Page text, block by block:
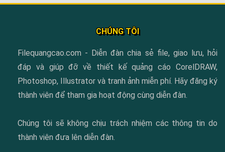
CHÚNG TÔI
Filequangcao.com - Diễn đàn chia sẻ file, giao lưu, hỏi
đáp và giúp đỡ về thiết kế quảng cáo CorelDRAW,
Photoshop, Illustrator và tranh ảnh miễn phí. Hãy đăng ký
thành viên để tham gia hoạt động cùng diễn đàn.
Chúng tôi sẽ không chịu trách nhiệm các thông tin do
thành viên đưa lên diễn đàn.